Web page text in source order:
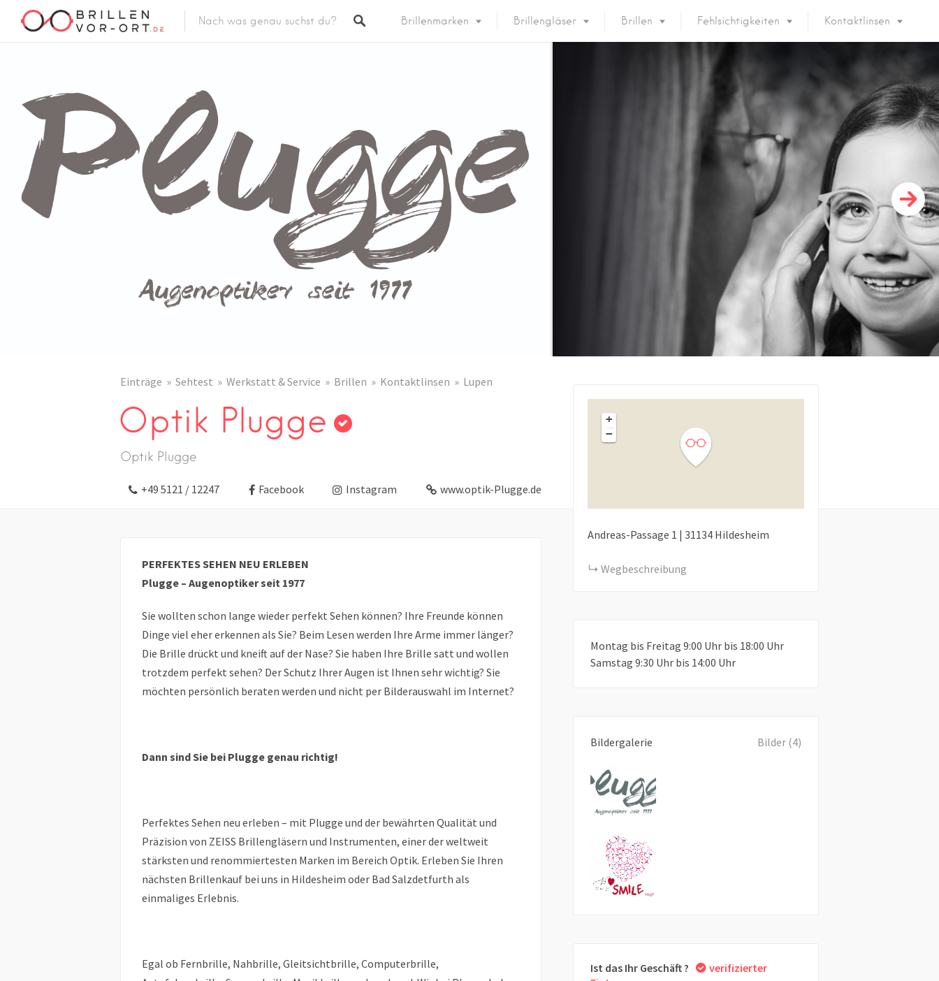
Brillenmarken Brillengläser Brillen Fehlsichtigkeiten Kontaktlinsen
Einträge Sehtest Werkstatt & Service Brillen Kontaktlinsen Lupen
Optik Plugge
Optik Plugge
+49 5121 / 12247 Facebook Instagram www.optik-Plugge.de
PERFEKTES SEHEN NEU ERLEBEN
Plugge – Augenoptiker seit 1977
Sie wollten schon lange wieder perfekt Sehen können? Ihre Freunde können
Dinge viel eher erkennen als Sie? Beim Lesen werden Ihre Arme immer länger?
Die Brille drückt und kneift auf der Nase? Sie haben Ihre Brille satt und wollen
trotzdem perfekt sehen? Der Schutz Ihrer Augen ist Ihnen sehr wichtig? Sie
möchten persönlich beraten werden und nicht per Bilderauswahl im Internet?
Dann sind Sie bei Plugge genau richtig!
Perfektes Sehen neu erleben – mit Plugge und der bewährten Qualität und
Präzision von ZEISS Brillengläsern und Instrumenten, einer der weltweit
stärksten und renommiertesten Marken im Bereich Optik. Erleben Sie Ihren
nächsten Brillenkauf bei uns in Hildesheim oder Bad Salzdetfurth als
einmaliges Erlebnis.
Egal ob Fernbrille, Nahbrille, Gleitsichtbrille, Computerbrille,
+
−
Andreas-Passage 1 | 31134 Hildesheim
Wegbeschreibung
Montag bis Freitag 9:00 Uhr bis 18:00 Uhr
Samstag 9:30 Uhr bis 14:00 Uhr
Bildergalerie Bilder (4)
Ist das Ihr Geschäft ?
verifizierter